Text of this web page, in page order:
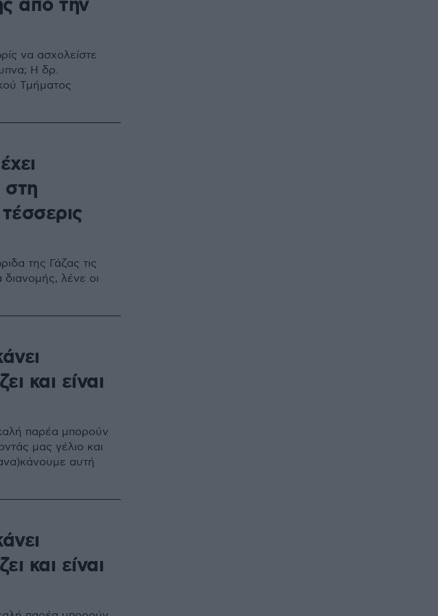
από την
να ασχολείστε
Η δρ.
Τμήματος
στη
της Γάζας τις
διανομής, λένε οι
και είναι
παρέα μπορούν
μας γέλιο και
αυτή
και είναι